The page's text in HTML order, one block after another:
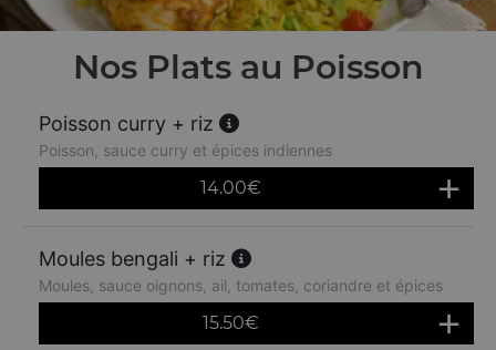
Nos Plats au Poisson
Poisson curry + riz
Poisson, sauce curry et épices indiennes
14.00€
Moules bengali + riz
Moules, sauce oignons, ail, tomates, coriandre et épices
15.50€